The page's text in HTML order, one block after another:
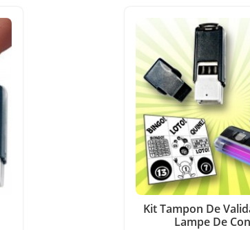
Kit Tampon De
Lampe De